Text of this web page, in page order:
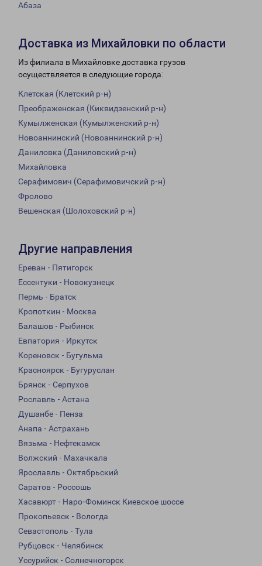
Абаза
Доставка из Михайловки по области
Из филиала в Михайловке доставка грузов
осуществляется в следующие города:
Клетская (Клетский р-н)
Преображенская (Киквидзенский р-н)
Кумылженская (Кумылженский р-н)
Новоаннинский (Новоаннинский р-н)
Даниловка (Даниловский р-н)
Михайловка
Серафимович (Серафимовичский р-н)
Фролово
Вешенская (Шолоховский р-н)
Другие направления
Ереван - Пятигорск
Ессентуки - Новокузнецк
Пермь - Братск
Кропоткин - Москва
Балашов - Рыбинск
Евпатория - Иркутск
Кореновск - Бугульма
Красноярск - Бугуруслан
Брянск - Серпухов
Рославль - Астана
Душанбе - Пенза
Анапа - Астрахань
Вязьма - Нефтекамск
Волжский - Махачкала
Ярославль - Октябрьский
Саратов - Россошь
Хасавюрт - Наро-Фоминск Киевское шоссе
Прокопьевск - Вологда
Севастополь - Тула
Рубцовск - Челябинск
Уссурийск - Солнечногорск